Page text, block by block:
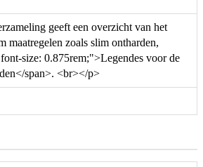
geeft een overzicht van het
maatregelen zoals slim ontharden,
size: 0.875rem;">Legendes voor de
span>. <br></p>